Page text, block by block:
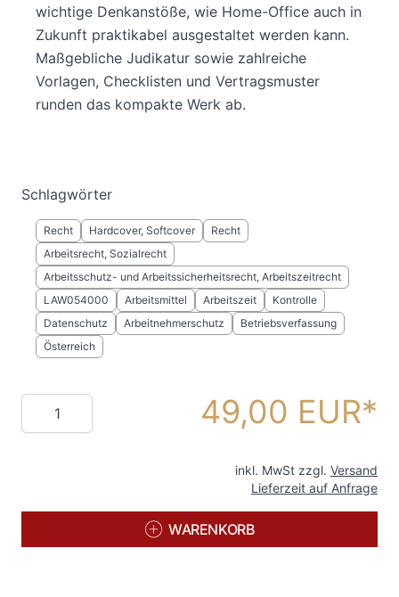
wichtige Denkanstöße, wie Home-Office auch in
Zukunft praktikabel ausgestaltet werden kann.
Maßgebliche Judikatur sowie zahlreiche
Vorlagen, Checklisten und Vertragsmuster
runden das kompakte Werk ab.
Schlagwörter
Recht Hardcover, Softcover
Recht
Arbeitsrecht, Sozialrecht
Arbeitsschutz- und Arbeitssicherheitsrecht, Arbeitszeitrecht
LAW054000
Arbeitsmittel Arbeitszeit
Kontrolle
Datenschutz
Arbeitnehmerschutz
Betriebsverfassung
Österreich
Menge 49,00 EUR
inkl. MwSt zzgl. Versand
Lieferzeit auf Anfrage
WARENKORB